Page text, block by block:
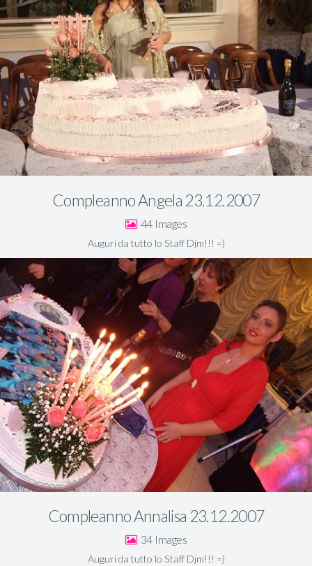
Compleanno Angela 23.12.2007
44
Auguri da tutto lo Staff Djm!!! =)
Compleanno Annalisa 23.12.2007
34
Auguri da tutto lo Staff Djm!!! =)